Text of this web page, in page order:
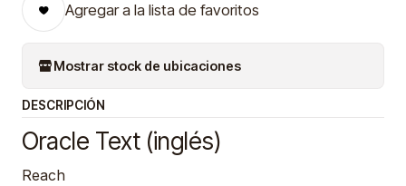
Agregar a la lista de favoritos
Mostrar stock de ubicaciones
DESCRIPCIÓN
Oracle Text (inglés)
Reach